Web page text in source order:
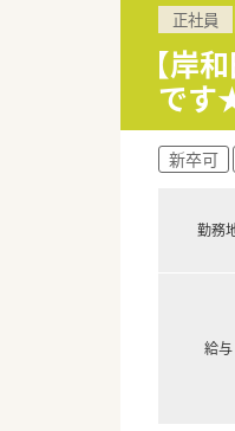
正社員
【岸
です
新卒可
勤務
給与